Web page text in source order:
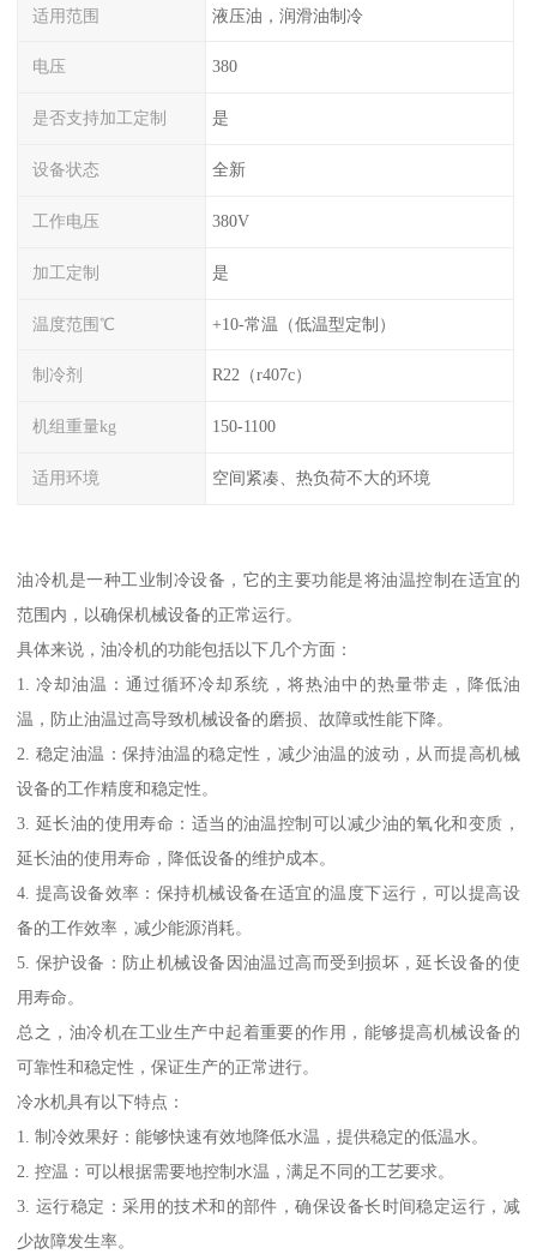
适用范围 液压油，润滑油制冷
电压 380
是否支持加工定制 是
设备状态 全新
工作电压 380V
加工定制 是
温度范围℃ +10-常温（低温型定制）
制冷剂 R22（r407c）
机组重量kg 150-1100
适用环境 空间紧凑、热负荷不大的环境
油冷机是一种工业制冷设备，它的主要功能是将油温控制在适宜的
范围内，以确保机械设备的正常运行。
具体来说，油冷机的功能包括以下几个方面：
1. 冷却油温：通过循环冷却系统，将热油中的热量带走，降低油
温，防止油温过高导致机械设备的磨损、故障或性能下降。
2. 稳定油温：保持油温的稳定性，减少油温的波动，从而提高机械
设备的工作精度和稳定性。
3. 延长油的使用寿命：适当的油温控制可以减少油的氧化和变质，
延长油的使用寿命，降低设备的维护成本。
4. 提高设备效率：保持机械设备在适宜的温度下运行，可以提高设
备的工作效率，减少能源消耗。
5. 保护设备：防止机械设备因油温过高而受到损坏，延长设备的使
用寿命。
总之，油冷机在工业生产中起着重要的作用，能够提高机械设备的
可靠性和稳定性，保证生产的正常进行。
冷水机具有以下特点：
1. 制冷效果好：能够快速有效地降低水温，提供稳定的低温水。
2. 控温：可以根据需要地控制水温，满足不同的工艺要求。
3. 运行稳定：采用的技术和的部件，确保设备长时间稳定运行，减
少故障发生率。